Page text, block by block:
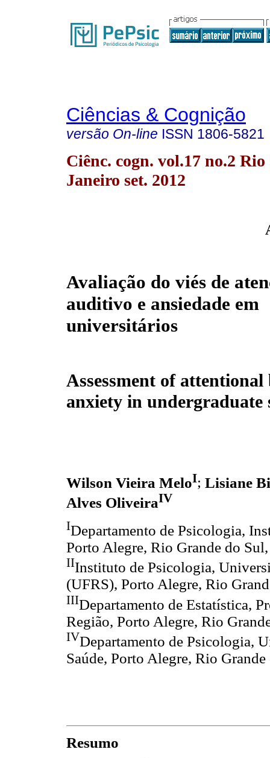
Ciências & Cognição
versão On-line ISSN 1806-5821
Ciênc. cogn. vol.17 no.2 Rio
Janeiro set. 2012
Avaliação do viés de
auditivo e ansiedade em
universitários
Assessment of
anxiety in undergraduate
Wilson Vieira MeloI; Lisiane
Alves OliveiraIV
IDepartamento de Psicologia,
Porto Alegre, Rio Grande do
IIInstituto de Psicologia,
(UFRS), Porto Alegre, Rio
IIIDepartamento de Estatística,
Região, Porto Alegre, Rio
IVDepartamento de Psicologia,
Saúde, Porto Alegre, Rio
Resumo